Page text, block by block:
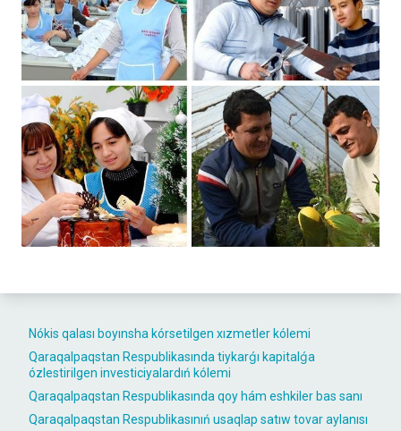
Nókis qalası boyınsha kórsetilgen xızmetler kólemi
Qaraqalpaqstan Respublikasında tiykarǵı kapitalǵa
ózlestirilgen investiciyalardıń kólemi
Qaraqalpaqstan Respublikasında qoy hám eshkiler bas sanı
Qaraqalpaqstan Respublikasınıń usaqlap satıw tovar aylanısı